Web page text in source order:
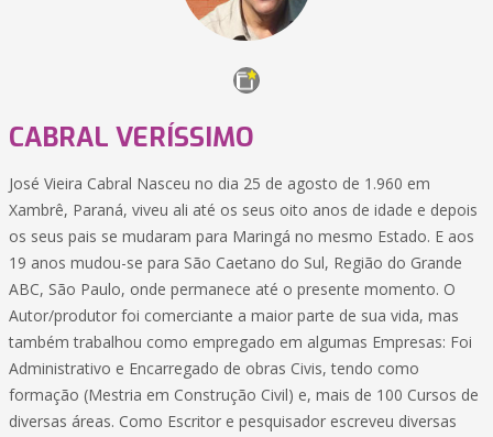
CABRAL VERÍSSIMO
José Vieira Cabral Nasceu no dia 25 de agosto de 1.960 em
Xambrê, Paraná, viveu ali até os seus oito anos de idade e depois
os seus pais se mudaram para Maringá no mesmo Estado. E aos
19 anos mudou-se para São Caetano do Sul, Região do Grande
ABC, São Paulo, onde permanece até o presente momento. O
Autor/produtor foi comerciante a maior parte de sua vida, mas
também trabalhou como empregado em algumas Empresas: Foi
Administrativo e Encarregado de obras Civis, tendo como
formação (Mestria em Construção Civil) e, mais de 100 Cursos de
diversas áreas. Como Escritor e pesquisador escreveu diversas